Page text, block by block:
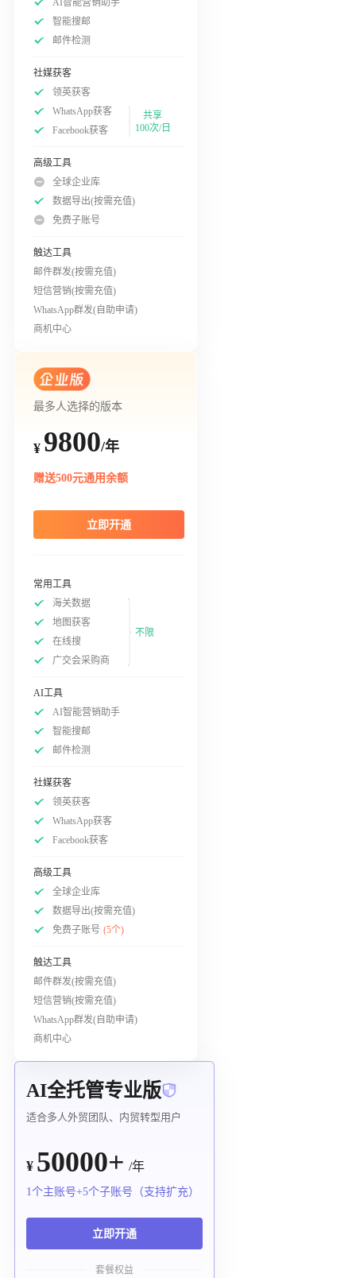
AI智能营销助手
智能搜邮
邮件检测
社媒获客
领英获客
WhatsApp获客
Facebook获客
共享
100次/日
高级工具
全球企业库
数据导出(按需充值)
免费子账号
触达工具
邮件群发(按需充值)
短信营销(按需充值)
WhatsApp群发(自助申请)
商机中心
最多人选择的版本
¥ 9800/年
赠送500元通用余额
立即开通
常用工具
海关数据
地图获客
在线搜
广交会采购商
不限
AI工具
AI智能营销助手
智能搜邮
邮件检测
社媒获客
领英获客
WhatsApp获客
Facebook获客
高级工具
全球企业库
数据导出(按需充值)
免费子账号 (5个)
触达工具
邮件群发(按需充值)
短信营销(按需充值)
WhatsApp群发(自助申请)
商机中心
AI全托管专业版
适合多人外贸团队、内贸转型用户
¥ 50000+ /年
1个主账号+5个子账号（支持扩充）
立即开通
套餐权益